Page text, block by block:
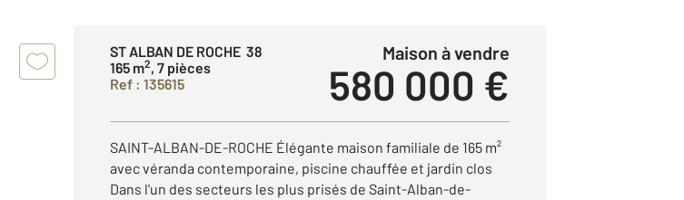
ST ALBAN DE ROCHE 38
165 m2, 7 pièces
Ref : 135615
Maison à vendre
580 000 €
SAINT-ALBAN-DE-ROCHE Élégante maison familiale de 165 m²
avec véranda contemporaine, piscine chauffée et jardin clos
Dans l'un des secteurs les plus prisés de Saint-Alban-de-